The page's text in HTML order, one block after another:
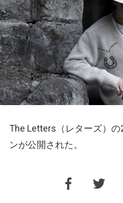
The Letters（レターズ）
ンが公開された。